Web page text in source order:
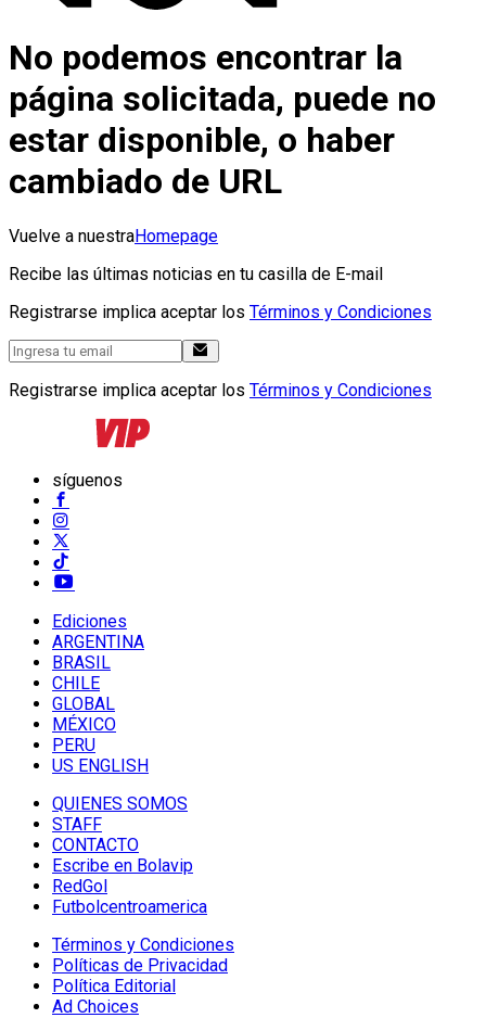
No podemos encontrar la
página solicitada, puede no
estar disponible, o haber
cambiado de URL
Vuelve a nuestraHomepage
Recibe las últimas noticias en tu casilla de E-mail
Registrarse implica aceptar los Términos y Condiciones
Registrarse implica aceptar los Términos y Condiciones
síguenos
Ediciones
ARGENTINA
BRASIL
CHILE
GLOBAL
MÉXICO
PERU
US ENGLISH
QUIENES SOMOS
STAFF
CONTACTO
Escribe en Bolavip
RedGol
Futbolcentroamerica
Términos y Condiciones
Políticas de Privacidad
Política Editorial
Ad Choices